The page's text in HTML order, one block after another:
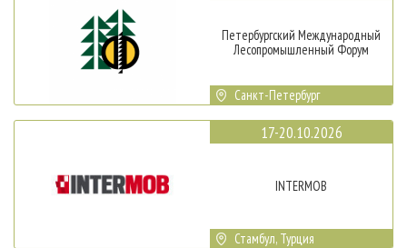
Петербургский Международный
Лесопромышленный Форум
Санкт-Петербург
17-20.10.2026
INTERMOB
Стамбул, Турция